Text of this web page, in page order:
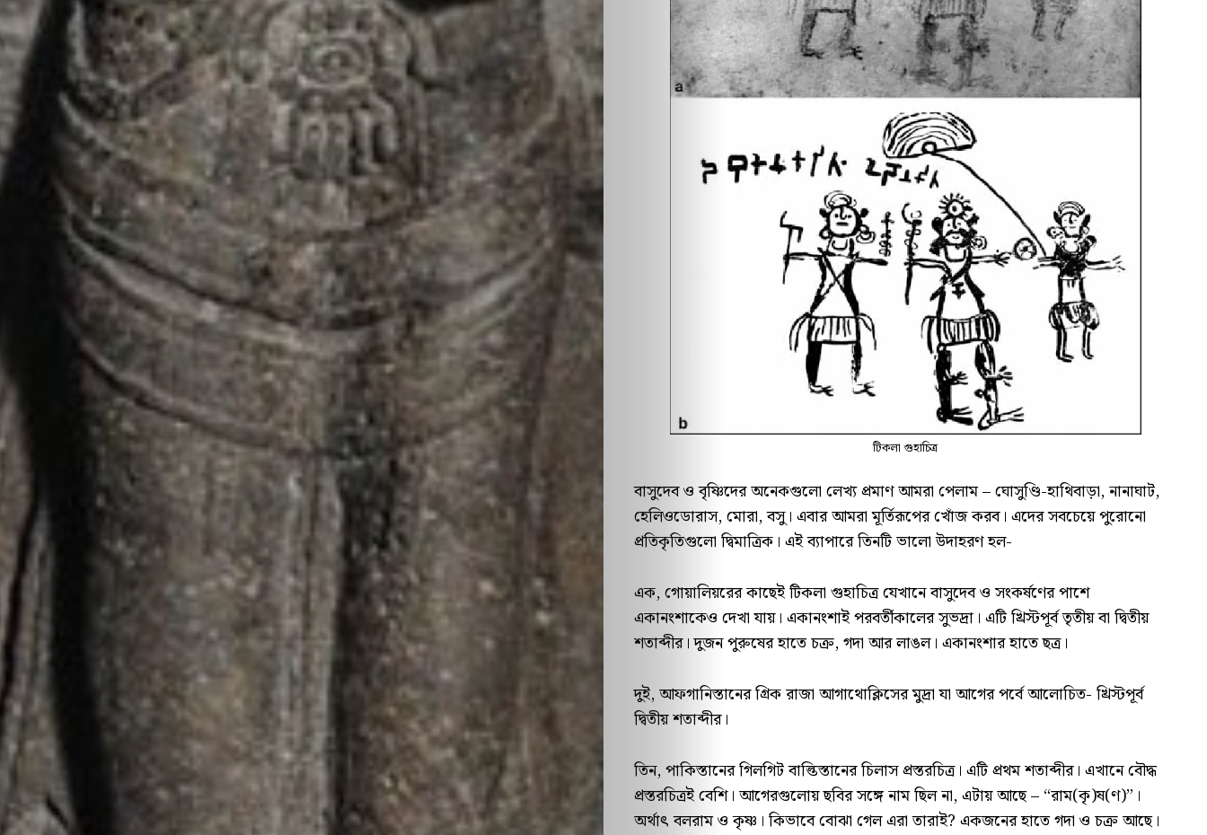
প্রথম
পাতা
লিখুন
শর্তাবলি
ডিসক্লেইমার
প্রাইভেসি
পলিসি
আমাদের
রেকমেন্ডেশন
টিকলা গুহাচিত্র
বাসুদেব ও বৃষ্ণিদের অনেকগুলো লেখ্য প্রমাণ আমরা পেলাম – ঘোসুণ্ডি-হাথিবাড়া, নানাঘাট,
হেলিওডোরাস, মোরা, বসু। এবার আমরা মূর্তিরূপের খোঁজ করব। এদের সবচেয়ে পুরোনো
প্রতিকৃতিগুলো দ্বিমাত্রিক। এই ব্যাপারে তিনটি ভালো উদাহরণ হল-
এক, গোয়ালিয়রের কাছেই টিকলা গুহাচিত্র যেখানে বাসুদেব ও সংকর্ষণের পাশে
একানংশাকেও দেখা যায়। একানংশাই পরবর্তীকালের সুভদ্রা। এটি খ্রিস্টপূর্ব তৃতীয় বা দ্বিতীয়
শতাব্দীর। দুজন পুরুষের হাতে চক্র, গদা আর লাঙল। একানংশার হাতে ছত্র।
দুই, আফগানিস্তানের গ্ৰিক রাজা আগাথোক্লিসের মুদ্রা যা আগের পর্বে আলোচিত- খ্রিস্টপূর্ব
দ্বিতীয় শতাব্দীর।
তিন, পাকিস্তানের গিলগিট বাল্তিস্তানের চিলাস প্রস্তরচিত্র। এটি প্রথম শতাব্দীর। এখানে বৌদ্ধ
প্রস্তরচিত্রই বেশি। আগেরগুলোয় ছবির সঙ্গে নাম ছিল না, এটায় আছে – “রাম(কৃ)ষ(ণ)”।
অর্থাৎ বলরাম ও কৃষ্ণ। কিভাবে বোঝা গেল এরা তারাই? একজনের হাতে গদা ও চক্র আছে।